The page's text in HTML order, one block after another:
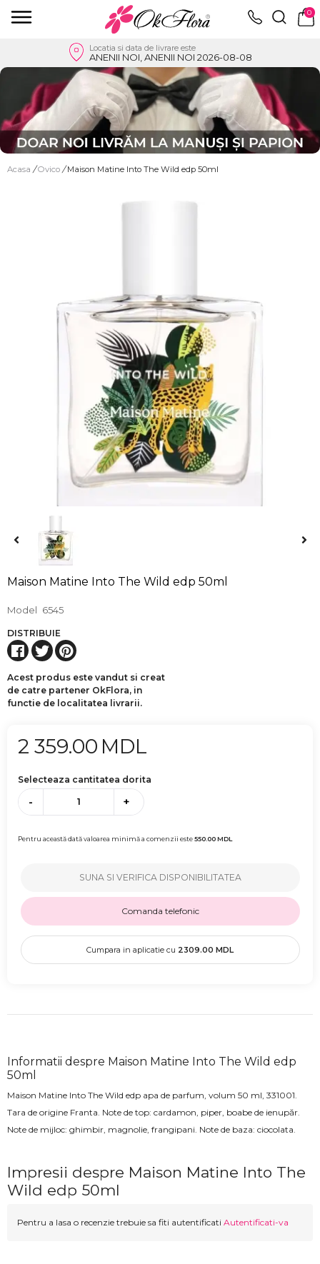
0
Locatia si data de livrare este
ANENII NOI, ANENII NOI 2026-08-08
Acasa / Ovico / Maison Matine Into The Wild edp 50ml
Maison Matine Into The Wild edp 50ml
Model 6545
DISTRIBUIE
Acest produs este vandut si creat
de catre partener OkFlora, in
functie de localitatea livrarii.
2 359.00 MDL
Selecteaza cantitatea dorita
- +
Pentru această dată valoarea minimă a comenzii este550.00MDL
SUNA SI VERIFICA DISPONIBILITATEA
Comanda telefonic
Cumpara in aplicatie cu 2309.00 MDL
Informatii despre Maison Matine Into The Wild edp
50ml
Maison Matine Into The Wild edp apa de parfum, volum 50 ml, 331001.
Tara de origine Franta. Note de top: cardamon, piper, boabe de ienupăr.
Note de mijloc: ghimbir, magnolie, frangipani. Note de baza: ciocolata.
Impresii despre Maison Matine Into The
Wild edp 50ml
Pentru a lasa o recenzie trebuie sa fiti autentificati Autentificati-va